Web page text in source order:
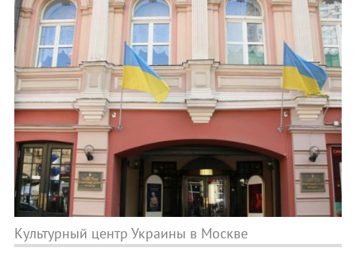
Культурный центр Украины в Москве